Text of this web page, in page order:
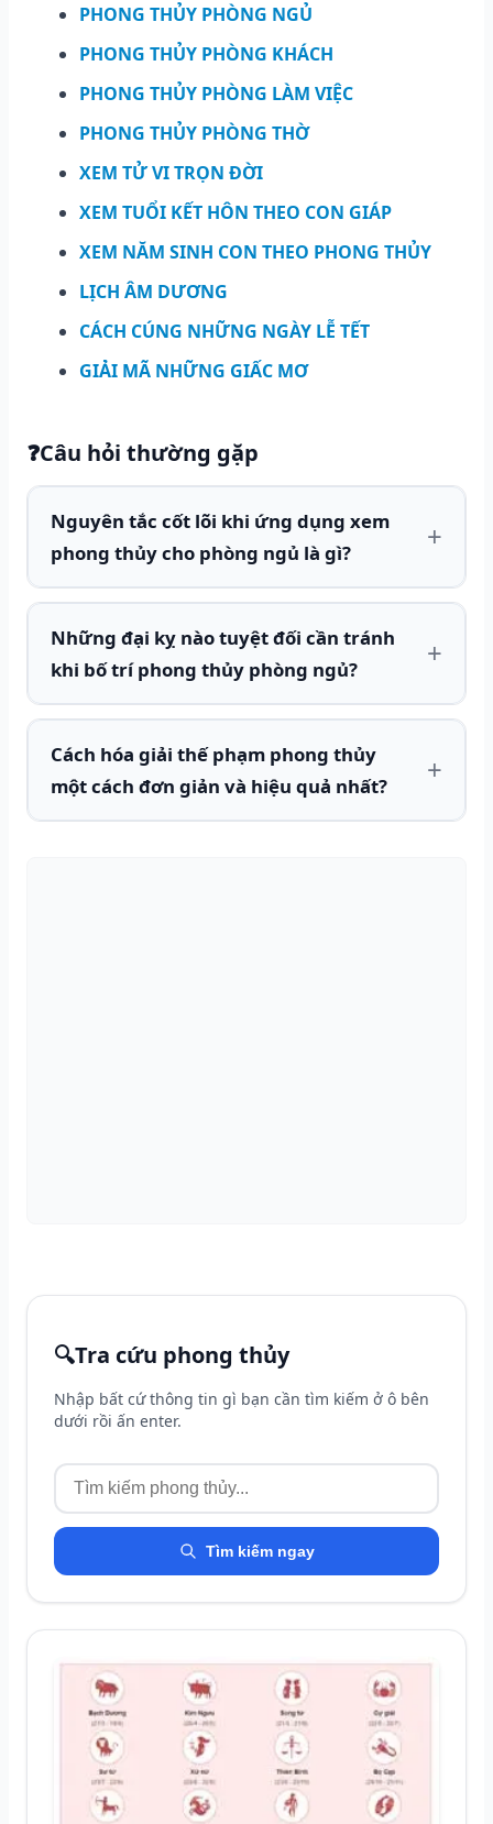
🔍Tra cứu phong thủy
Nhập bất cứ thông tin gì bạn cần tìm kiếm ở ô bên
dưới rồi ấn enter.
Tìm kiếm ngay
PHONG THỦY PHÒNG NGỦ
PHONG THỦY PHÒNG KHÁCH
PHONG THỦY PHÒNG LÀM VIỆC
PHONG THỦY PHÒNG THỜ
XEM TỬ VI TRỌN ĐỜI
XEM TUỔI KẾT HÔN THEO CON GIÁP
XEM NĂM SINH CON THEO PHONG THỦY
LỊCH ÂM DƯƠNG
CÁCH CÚNG NHỮNG NGÀY LỄ TẾT
GIẢI MÃ NHỮNG GIẤC MƠ
❓Câu hỏi thường gặp
Nguyên tắc cốt lõi khi ứng dụng xem
phong thủy cho phòng ngủ là gì?
Những đại kỵ nào tuyệt đối cần tránh
khi bố trí phong thủy phòng ngủ?
Cách hóa giải thế phạm phong thủy
một cách đơn giản và hiệu quả nhất?